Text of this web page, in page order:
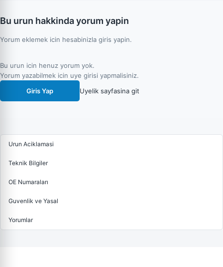
Bu urun hakkinda yorum yapin
Yorum eklemek icin hesabinizla giris yapin.
Bu urun icin henuz yorum yok.
Yorum yazabilmek icin uye girisi yapmalisiniz.
Giris Yap
Uyelik sayfasina git
Urun Aciklamasi
Teknik Bilgiler
OE Numaraları
Guvenlik ve Yasal
Yorumlar